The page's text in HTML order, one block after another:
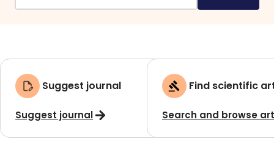
Suggest journal
Suggest journal
Find scientific
Search and browse